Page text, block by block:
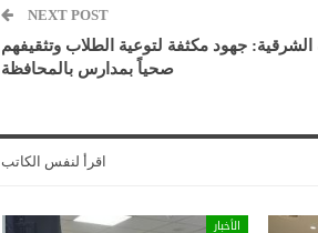
NEXT POST
جهود مكثفة لتوعية الطلاب وتثقيفهم
صحياً بمدارس بالمحافظة
اقرأ لنفس الكاتب
الأخبار